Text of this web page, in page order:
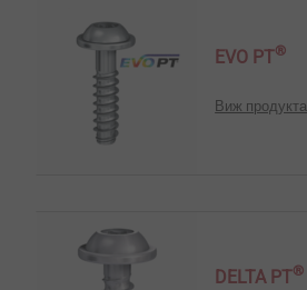
EVO PT®
Виж продукта
DELTA PT®